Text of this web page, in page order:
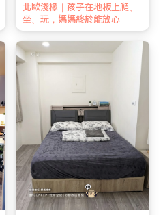
北歐淺橡｜孩子在地板上爬、
坐、玩，媽媽終於能放心